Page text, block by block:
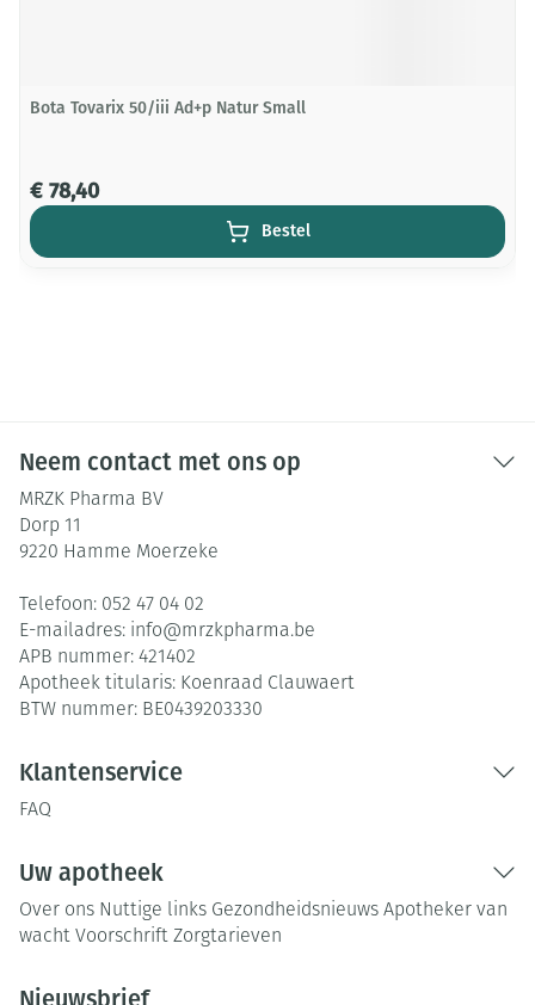
Bota Tovarix 50/iii Ad+p Natur Small
€ 78,40
Bestel
Neem contact met ons op
MRZK Pharma BV
Dorp 11
9220 Hamme Moerzeke
Telefoon: 052 47 04 02
E-mailadres: info@mrzkpharma.be
APB nummer: 421402
Apotheek titularis: Koenraad Clauwaert
BTW nummer: BE0439203330
Klantenservice
FAQ
Uw apotheek
Over ons Nuttige links Gezondheidsnieuws Apotheker van
wacht Voorschrift Zorgtarieven
Nieuwsbrief